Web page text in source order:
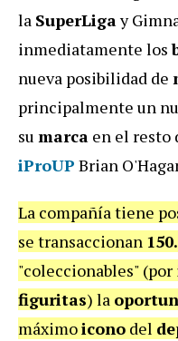
la SuperLigay
inmediatamente los
nueva posibilidad de
principalmente un
su marca en el resto
iProUP Brian
La compañía tiene
se transaccionan
"coleccionables"
figuritas) la
máximoicono del